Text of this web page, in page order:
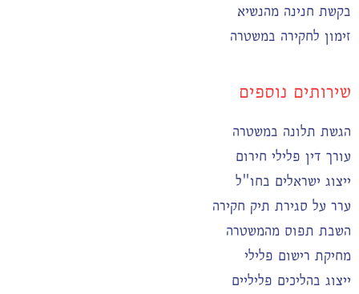
בקשת חנינה מהנשיא
זימון לחקירה במשטרה
שירותים נוספים
הגשת תלונה במשטרה
עורך דין פלילי חירום
ייצוג ישראלים בחו"ל
ערר על סגירת תיק חקירה
השבת תפוס מהמשטרה
מחיקת רישום פלילי
ייצוג בהליכים פליליים